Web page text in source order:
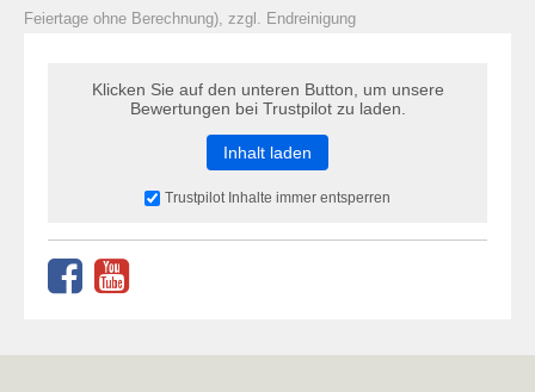
Feiertage ohne Berechnung), zzgl. Endreinigung
Klicken Sie auf den unteren Button, um unsere
Bewertungen bei Trustpilot zu laden.
Inhalt laden
Trustpilot Inhalte immer entsperren